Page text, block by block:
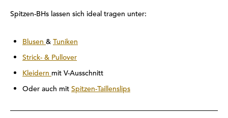
Spitzen-BHs lassen sich ideal tragen unter:
Blusen & Tuniken
Strick- & Pullover
Kleidern mit V-Ausschnitt
Oder auch mit Spitzen-Taillenslips